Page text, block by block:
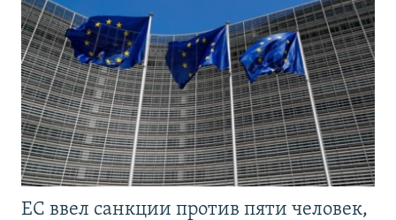
ЕС ввел санкции против пяти человек,